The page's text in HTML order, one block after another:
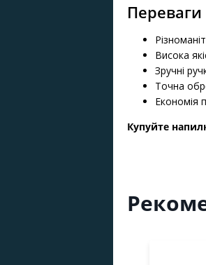
Переваги
Висока
Зручні
Точна
Економія
Купуйте